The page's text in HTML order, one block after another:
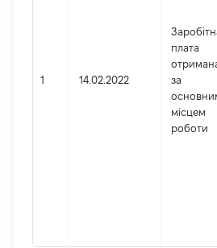
1 14.02.2022
плата
за
місцем
роботи